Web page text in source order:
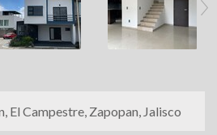
El Campestre, Zapopan, Jalisco